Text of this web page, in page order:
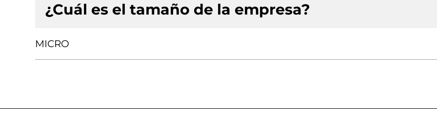
¿Cuál es el tamaño de la empresa?
MICRO